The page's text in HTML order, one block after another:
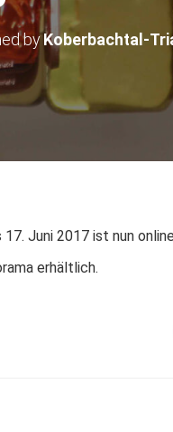
byKoberbachtal-
17. Juni 2017 ist nun
erhältlich.